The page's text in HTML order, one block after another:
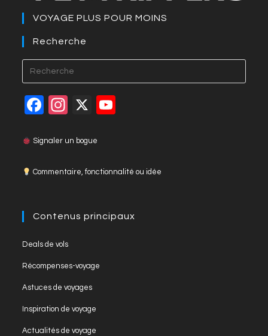
o
k
er
k
VOYAGE PLUS POUR MOINS
Recherche
F
c
o
k
In
a
X
e
Signaler un bogue
Commentaire, fonctionnalité ou idée
Contenus principaux
Deals de vols
Récompenses-voyage
Astuces de voyages
Inspiration de voyage
Actualités de voyage